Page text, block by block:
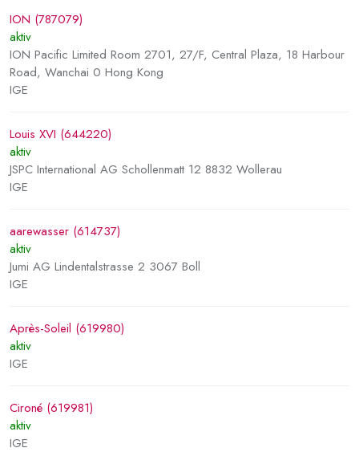
ION (787079)
aktiv
ION Pacific Limited Room 2701, 27/F, Central Plaza, 18 Harbour
Road, Wanchai 0 Hong Kong
IGE
Louis XVI (644220)
aktiv
JSPC International AG Schollenmatt 12 8832 Wollerau
IGE
aarewasser (614737)
aktiv
Jumi AG Lindentalstrasse 2 3067 Boll
IGE
Après-Soleil (619980)
aktiv
IGE
Cironé (619981)
aktiv
IGE